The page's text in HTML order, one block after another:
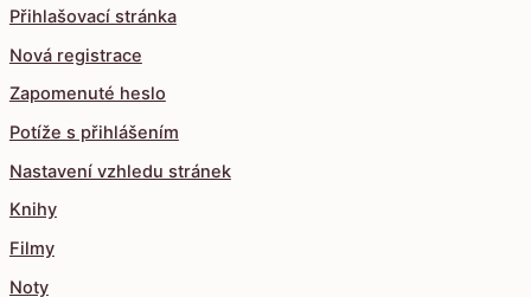
Přihlašovací stránka
Nová registrace
Zapomenuté heslo
Potíže s přihlášením
Nastavení vzhledu stránek
Knihy
Filmy
Noty